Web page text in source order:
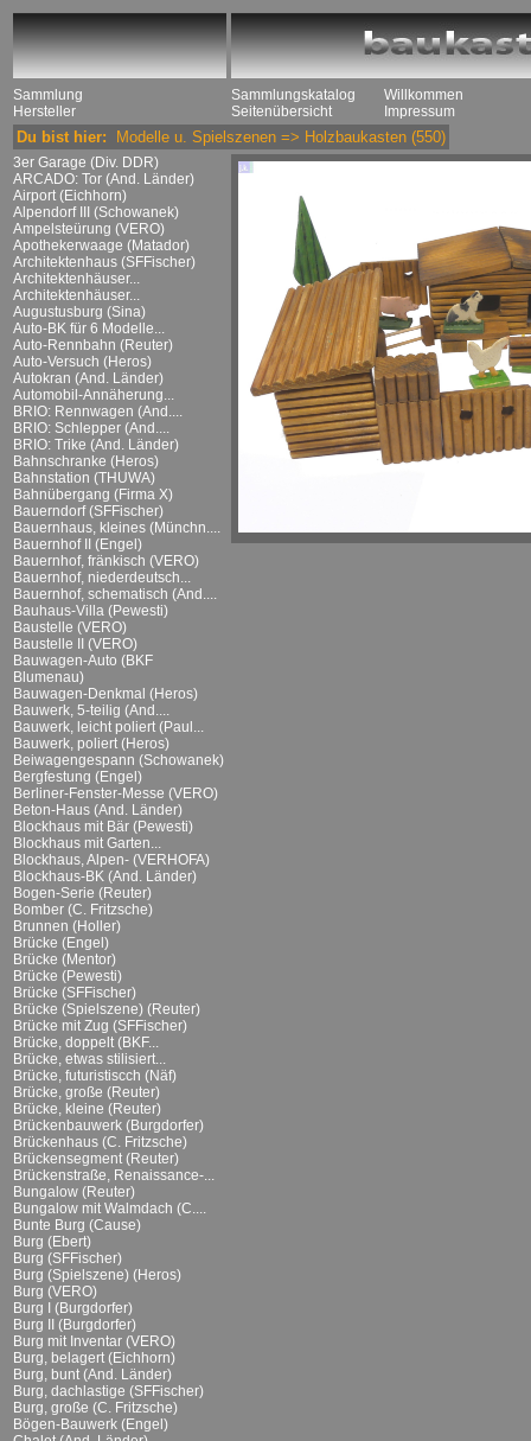
Sammlung
Hersteller
Sammlungskatalog
Seitenübersicht
Willkommen
Impressum
Du bist hier: Modelle u. Spielszenen => Holzbaukasten (550)
3er Garage (Div. DDR)
ARCADO: Tor (And. Länder)
Airport (Eichhorn)
Alpendorf III (Schowanek)
Ampelsteürung (VERO)
Apothekerwaage (Matador)
Architektenhaus (SFFischer)
Architektenhäuser...
Architektenhäuser...
Augustusburg (Sina)
Auto-BK für 6 Modelle...
Auto-Rennbahn (Reuter)
Auto-Versuch (Heros)
Autokran (And. Länder)
Automobil-Annäherung...
BRIO: Rennwagen (And....
BRIO: Schlepper (And....
BRIO: Trike (And. Länder)
Bahnschranke (Heros)
Bahnstation (THUWA)
Bahnübergang (Firma X)
Bauerndorf (SFFischer)
Bauernhaus, kleines (Münchn....
Bauernhof II (Engel)
Bauernhof, fränkisch (VERO)
Bauernhof, niederdeutsch...
Bauernhof, schematisch (And....
Bauhaus-Villa (Pewesti)
Baustelle (VERO)
Baustelle II (VERO)
Bauwagen-Auto (BKF
Blumenau)
Bauwagen-Denkmal (Heros)
Bauwerk, 5-teilig (And....
Bauwerk, leicht poliert (Paul...
Bauwerk, poliert (Heros)
Beiwagengespann (Schowanek)
Bergfestung (Engel)
Berliner-Fenster-Messe (VERO)
Beton-Haus (And. Länder)
Blockhaus mit Bär (Pewesti)
Blockhaus mit Garten...
Blockhaus, Alpen- (VERHOFA)
Blockhaus-BK (And. Länder)
Bogen-Serie (Reuter)
Bomber (C. Fritzsche)
Brunnen (Holler)
Brücke (Engel)
Brücke (Mentor)
Brücke (Pewesti)
Brücke (SFFischer)
Brücke (Spielszene) (Reuter)
Brücke mit Zug (SFFischer)
Brücke, doppelt (BKF...
Brücke, etwas stilisiert...
Brücke, futuristiscch (Näf)
Brücke, große (Reuter)
Brücke, kleine (Reuter)
Brückenbauwerk (Burgdorfer)
Brückenhaus (C. Fritzsche)
Brückensegment (Reuter)
Brückenstraße, Renaissance-...
Bungalow (Reuter)
Bungalow mit Walmdach (C....
Bunte Burg (Cause)
Burg (Ebert)
Burg (SFFischer)
Burg (Spielszene) (Heros)
Burg (VERO)
Burg I (Burgdorfer)
Burg II (Burgdorfer)
Burg mit Inventar (VERO)
Burg, belagert (Eichhorn)
Burg, bunt (And. Länder)
Burg, dachlastige (SFFischer)
Burg, große (C. Fritzsche)
Bögen-Bauwerk (Engel)